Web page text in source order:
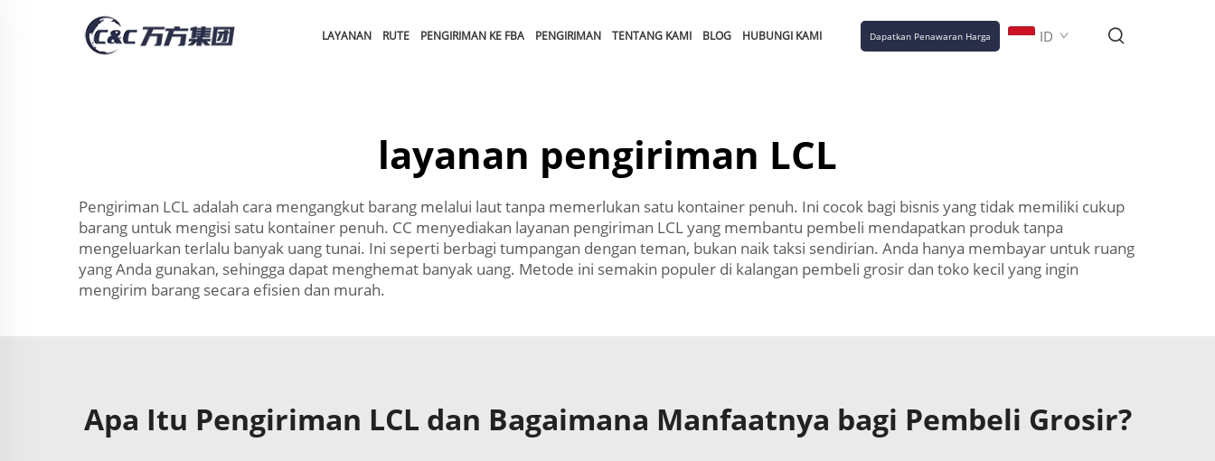
LAYANAN RUTE PENGIRIMAN KE FBA PENGIRIMAN TENTANG KAMI BLOG HUBUNGI KAMI Dapatkan Penawaran Harga ID
layanan pengiriman LCL
Pengiriman LCL adalah cara mengangkut barang melalui laut tanpa memerlukan satu kontainer penuh. Ini cocok bagi bisnis yang tidak memiliki cukup
barang untuk mengisi satu kontainer penuh. CC menyediakan layanan pengiriman LCL yang membantu pembeli mendapatkan produk tanpa
mengeluarkan terlalu banyak uang tunai. Ini seperti berbagi tumpangan dengan teman, bukan naik taksi sendirian. Anda hanya membayar untuk ruang
yang Anda gunakan, sehingga dapat menghemat banyak uang. Metode ini semakin populer di kalangan pembeli grosir dan toko kecil yang ingin
mengirim barang secara efisien dan murah.
Apa Itu Pengiriman LCL dan Bagaimana Manfaatnya bagi Pembeli Grosir?